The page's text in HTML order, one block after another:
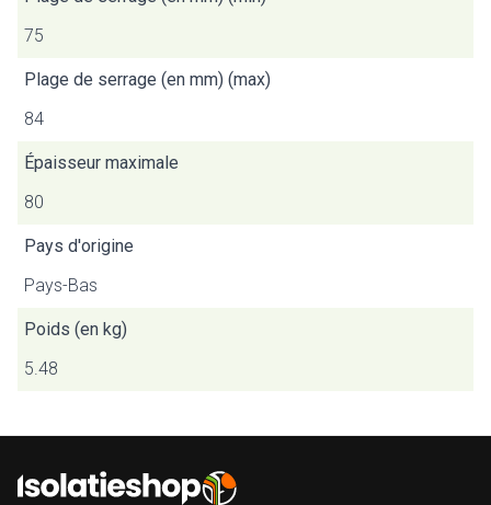
75
Plage de serrage (en mm) (max)
84
Épaisseur maximale
80
Pays d'origine
Pays-Bas
Poids (en kg)
5.48